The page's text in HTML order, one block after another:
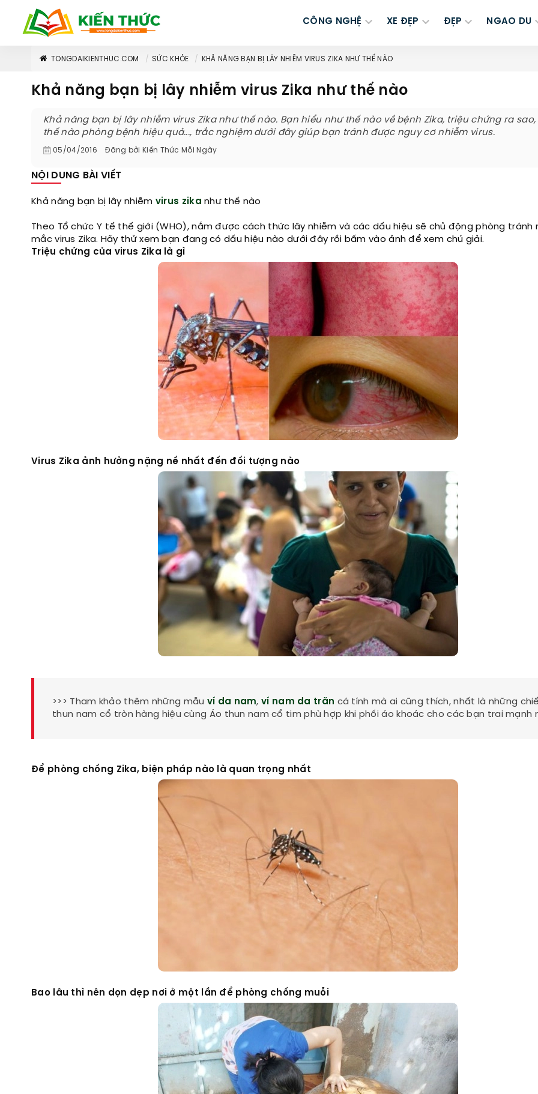
CÔNG NGHỆ XE ĐẸP ĐẸP NGAO DU
TONGDAIKIENTHUC.COM SỨC KHỎE KHẢ NĂNG BẠN BỊ LÂY NHIỄM VIRUS ZIKA NHƯ THẾ NÀO
Khả năng bạn bị lây nhiễm virus Zika như thế nào
Khả năng bạn bị lây nhiễm virus Zika như thế nào. Bạn hiểu như thế nào về bệnh Zika, triệu chứng ra
thế nào phòng bệnh hiệu quả..., trắc nghiệm dưới đây giúp bạn tránh được nguy cơ nhiễm virus.
05/04/2016 Đăng bởi Kiến Thức Mỗi Ngày
NỘI DUNG BÀI VIẾT
Khả năng bạn bị lây nhiễm virus zika như thế nào
Theo Tổ chức Y tế thế giới (WHO), nắm được cách thức lây nhiễm và các dấu hiệu sẽ chủ động phòng tránh
mắc virus Zika. Hãy thử xem bạn đang có dấu hiệu nào dưới đây rồi bấm vào ảnh để xem chú giải.
Triệu chứng của virus Zika là gì
Virus Zika ảnh hưởng nặng nề nhất đến đối tượng nào
>>> Tham khảo thêm những mẫu ví da nam,ví nam da trăn cá tính mà ai cũng thích, nhất là những
thun nam cổ tròn hàng hiệu cùng Áo thun nam cổ tim phù hợp khi phối áo khoác cho các bạn trai mạnh
Để phòng chống Zika, biện pháp nào là quan trọng nhất
Bao lâu thì nên dọn dẹp nơi ở một lần để phòng chống muỗi